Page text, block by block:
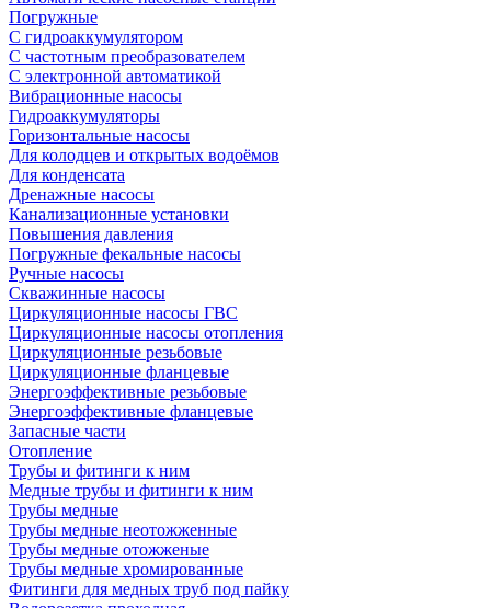
Погружные
С гидроаккумулятором
С частотным преобразователем
С электронной автоматикой
Вибрационные насосы
Гидроаккумуляторы
Горизонтальные насосы
Для колодцев и открытых водоёмов
Для конденсата
Дренажные насосы
Канализационные установки
Повышения давления
Погружные фекальные насосы
Ручные насосы
Скважинные насосы
Циркуляционные насосы ГВС
Циркуляционные насосы отопления
Циркуляционные резьбовые
Циркуляционные фланцевые
Энергоэффективные резьбовые
Энергоэффективные фланцевые
Запасные части
Отопление
Трубы и фитинги к ним
Медные трубы и фитинги к ним
Трубы медные
Трубы медные неотожженные
Трубы медные отожженые
Трубы медные хромированные
Фитинги для медных труб под пайку